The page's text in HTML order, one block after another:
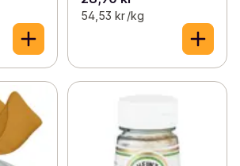
54,53 kr /kg